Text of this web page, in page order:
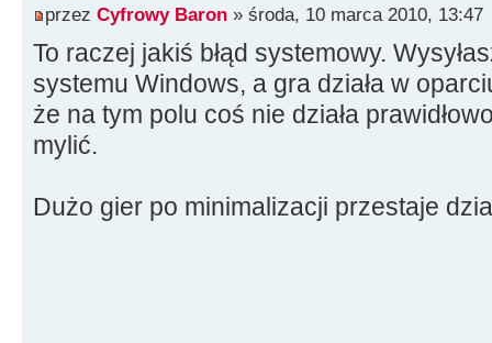
przez Cyfrowy Baron » środa, 10 marca 2010, 13:47
To raczej jakiś błąd systemowy.
systemu Windows, a gra działa w
że na tym polu coś nie działa
mylić.
Dużo gier po minimalizacji przestaje